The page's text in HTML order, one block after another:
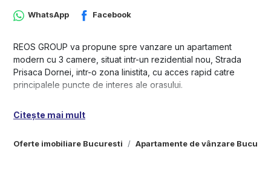
Oferte imobiliare Bucuresti Apartamente de vânzare
WhatsApp Facebook
REOS GROUP va propune spre vanzare un apartament
modern cu 3 camere, situat intr-un rezidential nou, Strada
Prisaca Dornei, intr-o zona linistita, cu acces rapid catre
principalele puncte de interes ale orasului.
de o compartimentare eficienta, oferind confort,
Citește mai mult